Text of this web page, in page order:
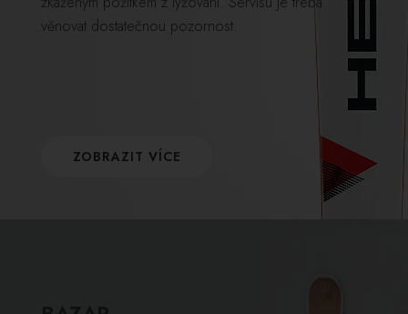
věnovat dostatečnou pozornost.
ZOBRAZIT VÍCE